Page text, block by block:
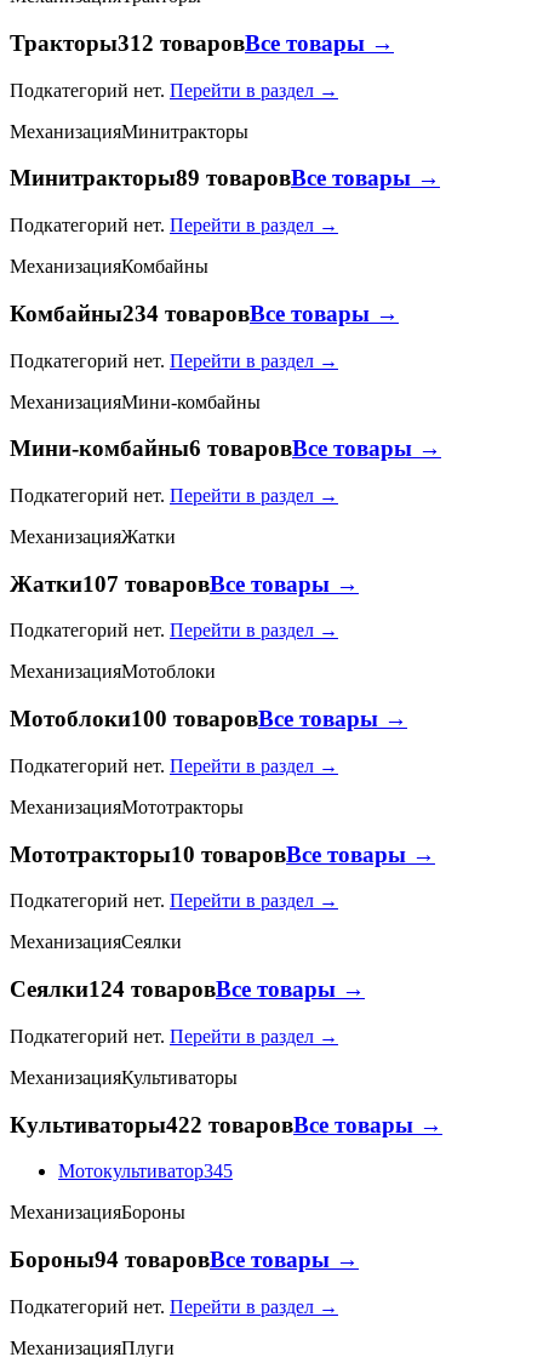
Тракторы312 товаровВсе товары →
Подкатегорий нет. Перейти в раздел →
МеханизацияМинитракторы
Минитракторы89 товаровВсе товары →
Подкатегорий нет. Перейти в раздел →
МеханизацияКомбайны
Комбайны234 товаровВсе товары →
Подкатегорий нет. Перейти в раздел →
МеханизацияМини-комбайны
Мини-комбайны6 товаровВсе товары →
Подкатегорий нет. Перейти в раздел →
МеханизацияЖатки
Жатки107 товаровВсе товары →
Подкатегорий нет. Перейти в раздел →
МеханизацияМотоблоки
Мотоблоки100 товаровВсе товары →
Подкатегорий нет. Перейти в раздел →
МеханизацияМототракторы
Мототракторы10 товаровВсе товары →
Подкатегорий нет. Перейти в раздел →
МеханизацияСеялки
Сеялки124 товаровВсе товары →
Подкатегорий нет. Перейти в раздел →
МеханизацияКультиваторы
Культиваторы422 товаровВсе товары →
Мотокультиватор345
МеханизацияБороны
Бороны94 товаровВсе товары →
Подкатегорий нет. Перейти в раздел →
МеханизацияПлуги